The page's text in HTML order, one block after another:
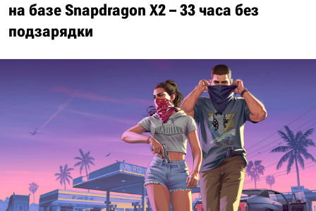
на базе Snapdragon X2 – 33 часа без
подзарядки